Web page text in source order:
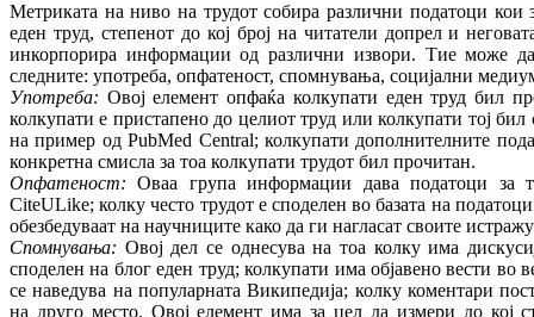
Метриката на ниво на трудот собира различни податоци кои
еден труд, степенот до кој број на читатели допрел и
инкорпорира информации од различни извори. Тие може
следните: употреба, опфатеност, спомнувања, социјални
Употреба: Овој елемент опфаќа колкупати еден труд бил
колкупати е пристапено до целиот труд или колкупати тој
на пример од PubMed Central; колкупати дополнителните
конкретна смисла за тоа колкупати трудот бил прочитан.
Опфатеност: Оваа група информации дава податоци за
CiteULike; колку често трудот е споделен во базата на
обезбедуваат на научниците како да ги нагласат своите
Спомнувања: Овој дел се однесува на тоа колку има
споделен на блог еден труд; колкупати има објавено вести во
се наведува на популарната Википедија; колку коментари
на друго место. Овој елемент има за цел да измери до кој